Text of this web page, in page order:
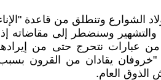
الشوارع وتنطلق من قاعدة
وسنضطر إلى مقاضاته إذا
عبارات نتحرج حتى من
"خروفان يقادان من القرون
الذوق العام.